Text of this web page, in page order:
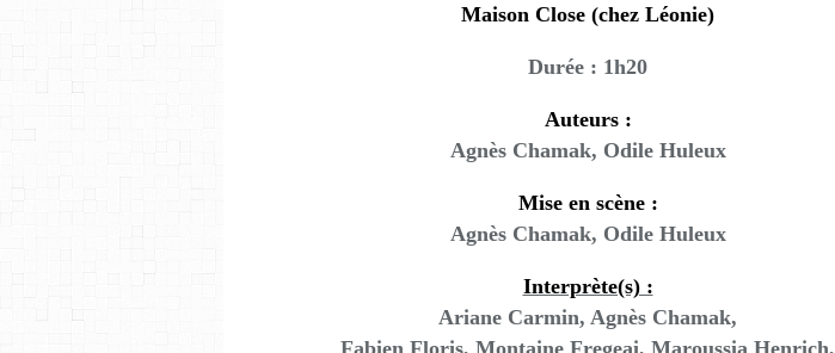
Maison Close (chez Léonie)
Durée : 1h20
Auteurs :
Agnès Chamak, Odile Huleux
Mise en scène :
Agnès Chamak, Odile Huleux
Interprète(s) :
Ariane Carmin, Agnès Chamak,
Fabien Floris, Montaine Fregeai, Maroussia Henrich,